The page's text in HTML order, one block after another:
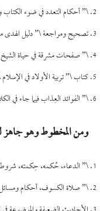
\” أحكام التعدد في ضوء الكتاب
تصحيح ومراجعة \” دليل الهدى
\” صفحات مشرقة في حياة
كتاب \” تربية الأولاد في
\” الفوائد العِذاب فيما جاء في
ومن المخطوط وهو
\” الدعاء، حُكمه، حِكمته،
\” صلاة الكسوف، أحكام